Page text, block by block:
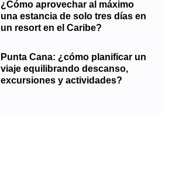
¿Cómo aprovechar al máximo
una estancia de solo tres días en
un resort en el Caribe?
Punta Cana: ¿cómo planificar un
viaje equilibrando descanso,
excursiones y actividades?